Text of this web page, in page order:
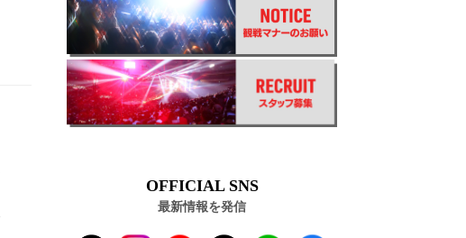
OFFICIAL SNS
最新情報を発信